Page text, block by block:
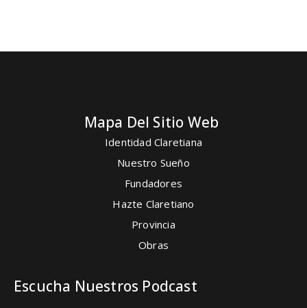
Mapa Del Sitio Web
Identidad Claretiana
Nuestro Sueño
Fundadores
Hazte Claretiano
Provincia
Obras
Escucha Nuestros Podcast